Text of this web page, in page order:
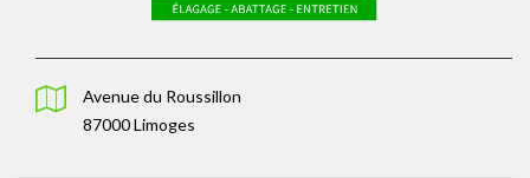
Avenue du Roussillon
87000 Limoges